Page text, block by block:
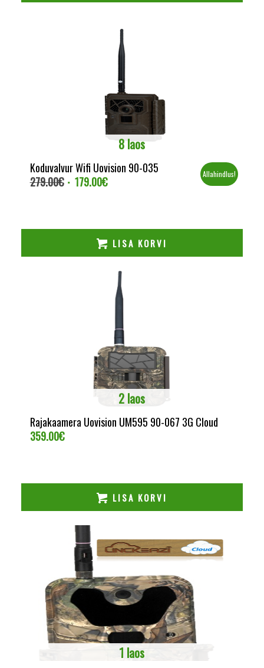
8 laos
Koduvalvur Wifi Uovision 90-035
279.00€ Algne179.00€Current
Allahindlus!
LISA KORVI
2 laos
Rajakaamera Uovision UM595 90-067 3G Cloud
359.00€
LISA KORVI
1 laos